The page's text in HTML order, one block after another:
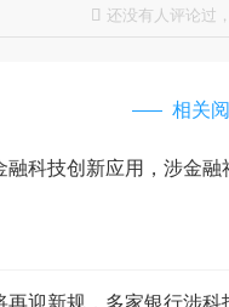
 还没有人评论过
相关
科技创新应用，涉金
再迎新规，多家银行涉